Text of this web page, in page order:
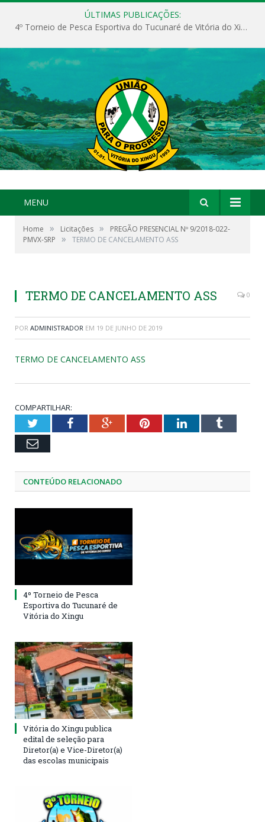
ÚLTIMAS PUBLICAÇÕES:
4º Torneio de Pesca Esportiva do Tucunaré de Vitória do Xingu
MENU
Home » Licitações »
PREGÃO PRESENCIAL Nº 9/2018-022-
PMVX-SRP
» TERMO DE CANCELAMENTO ASS
TERMO DE CANCELAMENTO ASS 0
POR ADMINISTRADOR EM 19 DE JUNHO DE 2019
TERMO DE CANCELAMENTO ASS
COMPARTILHAR:
TwitterFacebookGoogle+PinterestLinkedInTumblr
Email
CONTEÚDO RELACIONADO
4º Torneio de Pesca
Esportiva do Tucunaré de
Vitória do Xingu
Vitória do Xingu publica
edital de seleção para
Diretor(a) e Vice-Diretor(a)
das escolas municipais